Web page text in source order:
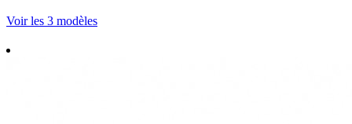
Voir les 3 modèles